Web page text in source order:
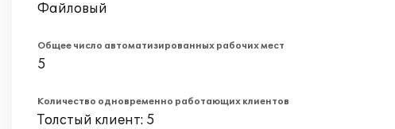
Файловый
Общее число автоматизированных рабочих мест
5
Количество одновременно работающих клиентов
Толстый клиент: 5